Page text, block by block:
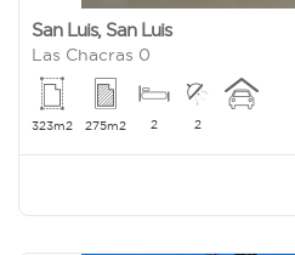
San Luis, San Luis
Las Chacras 0
323m2 275m2 2 2